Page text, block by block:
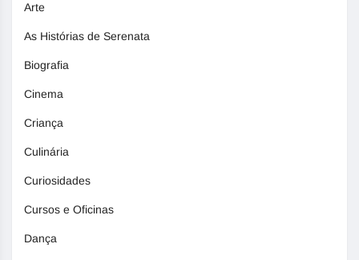
Arte
As Histórias de Serenata
Biografia
Cinema
Criança
Culinária
Curiosidades
Cursos e Oficinas
Dança